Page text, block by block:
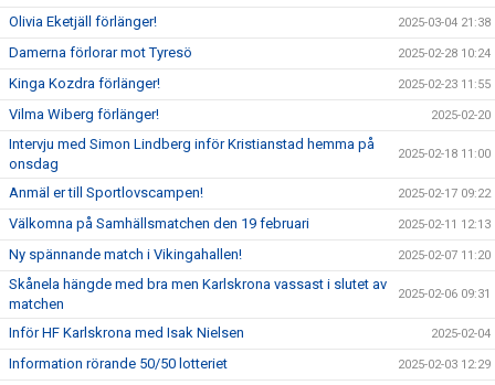
Olivia Eketjäll förlänger! 2025-03-04 21:38
Damerna förlorar mot Tyresö 2025-02-28 10:24
Kinga Kozdra förlänger! 2025-02-23 11:55
Vilma Wiberg förlänger! 2025-02-20
Intervju med Simon Lindberg inför Kristianstad hemma på
onsdag
2025-02-18 11:00
Anmäl er till Sportlovscampen! 2025-02-17 09:22
Välkomna på Samhällsmatchen den 19 februari 2025-02-11 12:13
Ny spännande match i Vikingahallen! 2025-02-07 11:20
Skånela hängde med bra men Karlskrona vassast i slutet av
matchen
2025-02-06 09:31
Inför HF Karlskrona med Isak Nielsen 2025-02-04
Information rörande 50/50 lotteriet 2025-02-03 12:29